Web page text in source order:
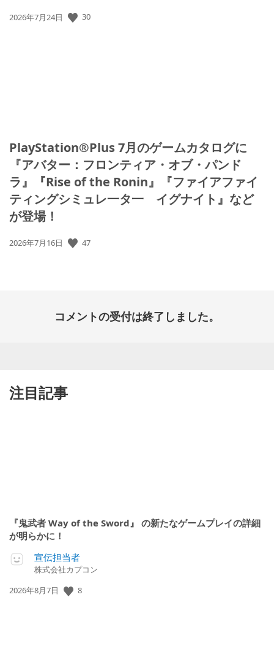
公
2026年7月24日 30
PlayStation®Plus 7月のゲームカタログに
『アバター：フロンティア・オブ・パンド
ラ』『Rise of the Ronin』『ファイアファイ
ティングシミュレ一タ一 イグナイト』など
が登場！
公
2026年7月16日 47
コメントの受付は終了しました。
注目記事
『鬼武者 Way of the Sword』 の新たなゲームプレイの詳細
が明らかに！
宣伝担当者
株式会社カプコン
公
2026年8月7日 8